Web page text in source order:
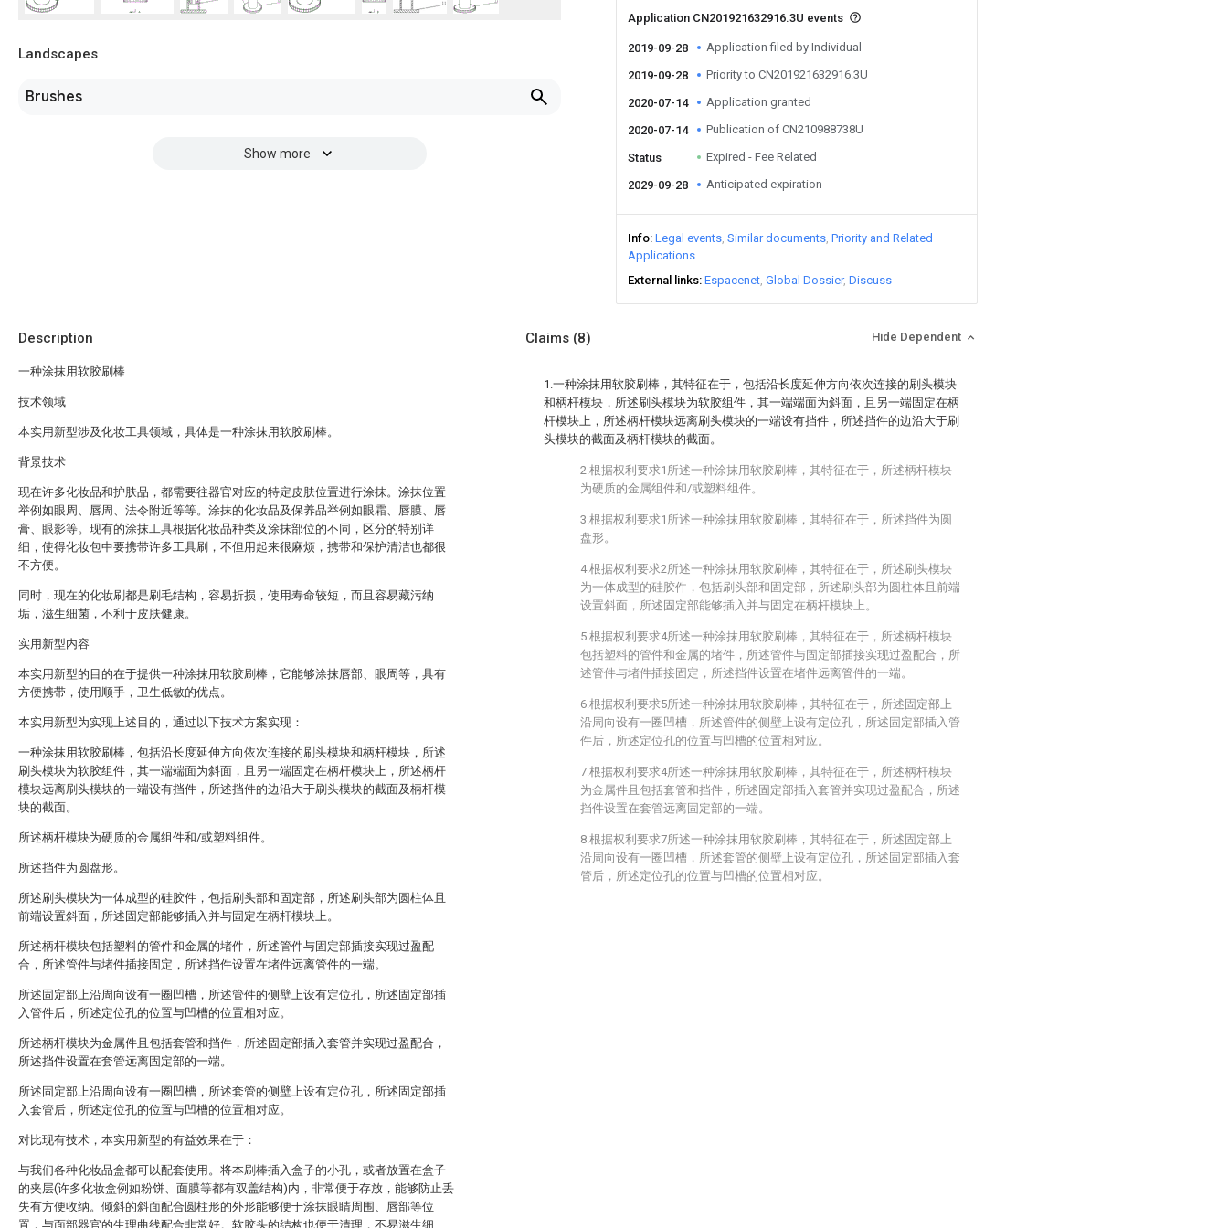
Landscapes
Brushes
Show more
Application CN201921632916.3U events
2019-09-28 Application filed by Individual
2019-09-28 Priority to CN201921632916.3U
2020-07-14 Application granted
2020-07-14 Publication of CN210988738U
Status Expired - Fee Related
2029-09-28 Anticipated expiration
Info Legal events Similar documents Priority and Related
Applications
External links Espacenet Global Dossier Discuss
Description
一种涂抹用软胶刷棒
技术领域
本实用新型涉及化妆工具领域，具体是一种涂抹用软胶刷棒。
背景技术
现在许多化妆品和护肤品，都需要往器官对应的特定皮肤位置进行涂抹。涂抹位置
举例如眼周、唇周、法令附近等等。涂抹的化妆品及保养品举例如眼霜、唇膜、唇
膏、眼影等。现有的涂抹工具根据化妆品种类及涂抹部位的不同，区分的特别详
细，使得化妆包中要携带许多工具刷，不但用起来很麻烦，携带和保护清洁也都很
不方便。
同时，现在的化妆刷都是刷毛结构，容易折损，使用寿命较短，而且容易藏污纳
垢，滋生细菌，不利于皮肤健康。
实用新型内容
本实用新型的目的在于提供一种涂抹用软胶刷棒，它能够涂抹唇部、眼周等，具有
方便携带，使用顺手，卫生低敏的优点。
本实用新型为实现上述目的，通过以下技术方案实现：
一种涂抹用软胶刷棒，包括沿长度延伸方向依次连接的刷头模块和柄杆模块，所述
刷头模块为软胶组件，其一端端面为斜面，且另一端固定在柄杆模块上，所述柄杆
模块远离刷头模块的一端设有挡件，所述挡件的边沿大于刷头模块的截面及柄杆模
块的截面。
所述柄杆模块为硬质的金属组件和/或塑料组件。
所述挡件为圆盘形。
所述刷头模块为一体成型的硅胶件，包括刷头部和固定部，所述刷头部为圆柱体且
前端设置斜面，所述固定部能够插入并与固定在柄杆模块上。
所述柄杆模块包括塑料的管件和金属的堵件，所述管件与固定部插接实现过盈配
合，所述管件与堵件插接固定，所述挡件设置在堵件远离管件的一端。
所述固定部上沿周向设有一圈凹槽，所述管件的侧壁上设有定位孔，所述固定部插
入管件后，所述定位孔的位置与凹槽的位置相对应。
所述柄杆模块为金属件且包括套管和挡件，所述固定部插入套管并实现过盈配合，
所述挡件设置在套管远离固定部的一端。
所述固定部上沿周向设有一圈凹槽，所述套管的侧壁上设有定位孔，所述固定部插
入套管后，所述定位孔的位置与凹槽的位置相对应。
对比现有技术，本实用新型的有益效果在于：
与我们各种化妆品盒都可以配套使用。将本刷棒插入盒子的小孔，或者放置在盒子
的夹层(许多化妆盒例如粉饼、面膜等都有双盖结构)内，非常便于存放，能够防止丢
失有方便收纳。倾斜的斜面配合圆柱形的外形能够便于涂抹眼睛周围、唇部等位
置，与面部器官的生理曲线配合非常好。软胶头的结构也便于清理，不易滋生细
Claims (8) Hide Dependent
1.一种涂抹用软胶刷棒，其特征在于，包括沿长度延伸方向依次连接的刷头模块
和柄杆模块，所述刷头模块为软胶组件，其一端端面为斜面，且另一端固定在柄
杆模块上，所述柄杆模块远离刷头模块的一端设有挡件，所述挡件的边沿大于刷
头模块的截面及柄杆模块的截面。
2.根据权利要求1所述一种涂抹用软胶刷棒，其特征在于，所述柄杆模块
为硬质的金属组件和/或塑料组件。
3.根据权利要求1所述一种涂抹用软胶刷棒，其特征在于，所述挡件为圆
盘形。
4.根据权利要求2所述一种涂抹用软胶刷棒，其特征在于，所述刷头模块
为一体成型的硅胶件，包括刷头部和固定部，所述刷头部为圆柱体且前端
设置斜面，所述固定部能够插入并与固定在柄杆模块上。
5.根据权利要求4所述一种涂抹用软胶刷棒，其特征在于，所述柄杆模块
包括塑料的管件和金属的堵件，所述管件与固定部插接实现过盈配合，所
述管件与堵件插接固定，所述挡件设置在堵件远离管件的一端。
6.根据权利要求5所述一种涂抹用软胶刷棒，其特征在于，所述固定部上
沿周向设有一圈凹槽，所述管件的侧壁上设有定位孔，所述固定部插入管
件后，所述定位孔的位置与凹槽的位置相对应。
7.根据权利要求4所述一种涂抹用软胶刷棒，其特征在于，所述柄杆模块
为金属件且包括套管和挡件，所述固定部插入套管并实现过盈配合，所述
挡件设置在套管远离固定部的一端。
8.根据权利要求7所述一种涂抹用软胶刷棒，其特征在于，所述固定部上
沿周向设有一圈凹槽，所述套管的侧壁上设有定位孔，所述固定部插入套
管后，所述定位孔的位置与凹槽的位置相对应。